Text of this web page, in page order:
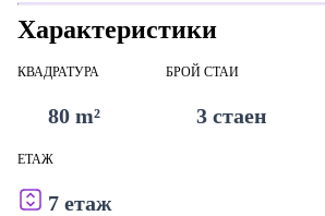
Характеристики
КВАДРАТУРА
80 m²
БРОЙ СТАИ
3 стаен
ЕТАЖ
7 етаж